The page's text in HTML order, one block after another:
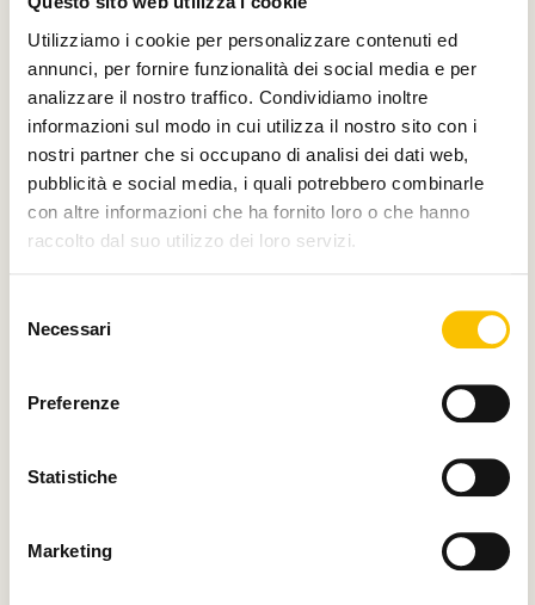
Utilizziamo i cookie per personalizzare contenuti ed
annunci, per fornire funzionalità dei social media e per
analizzare il nostro traffico. Condividiamo inoltre
informazioni sul modo in cui utilizza il nostro sito con i
nostri partner che si occupano di analisi dei dati web,
pubblicità e social media, i quali potrebbero combinarle
con altre informazioni che ha fornito loro o che hanno
raccolto dal suo utilizzo dei loro servizi.
delNecessari
Preferenze
Statistiche
Marketing
Silver partner
Main media partner
Con il contributo di